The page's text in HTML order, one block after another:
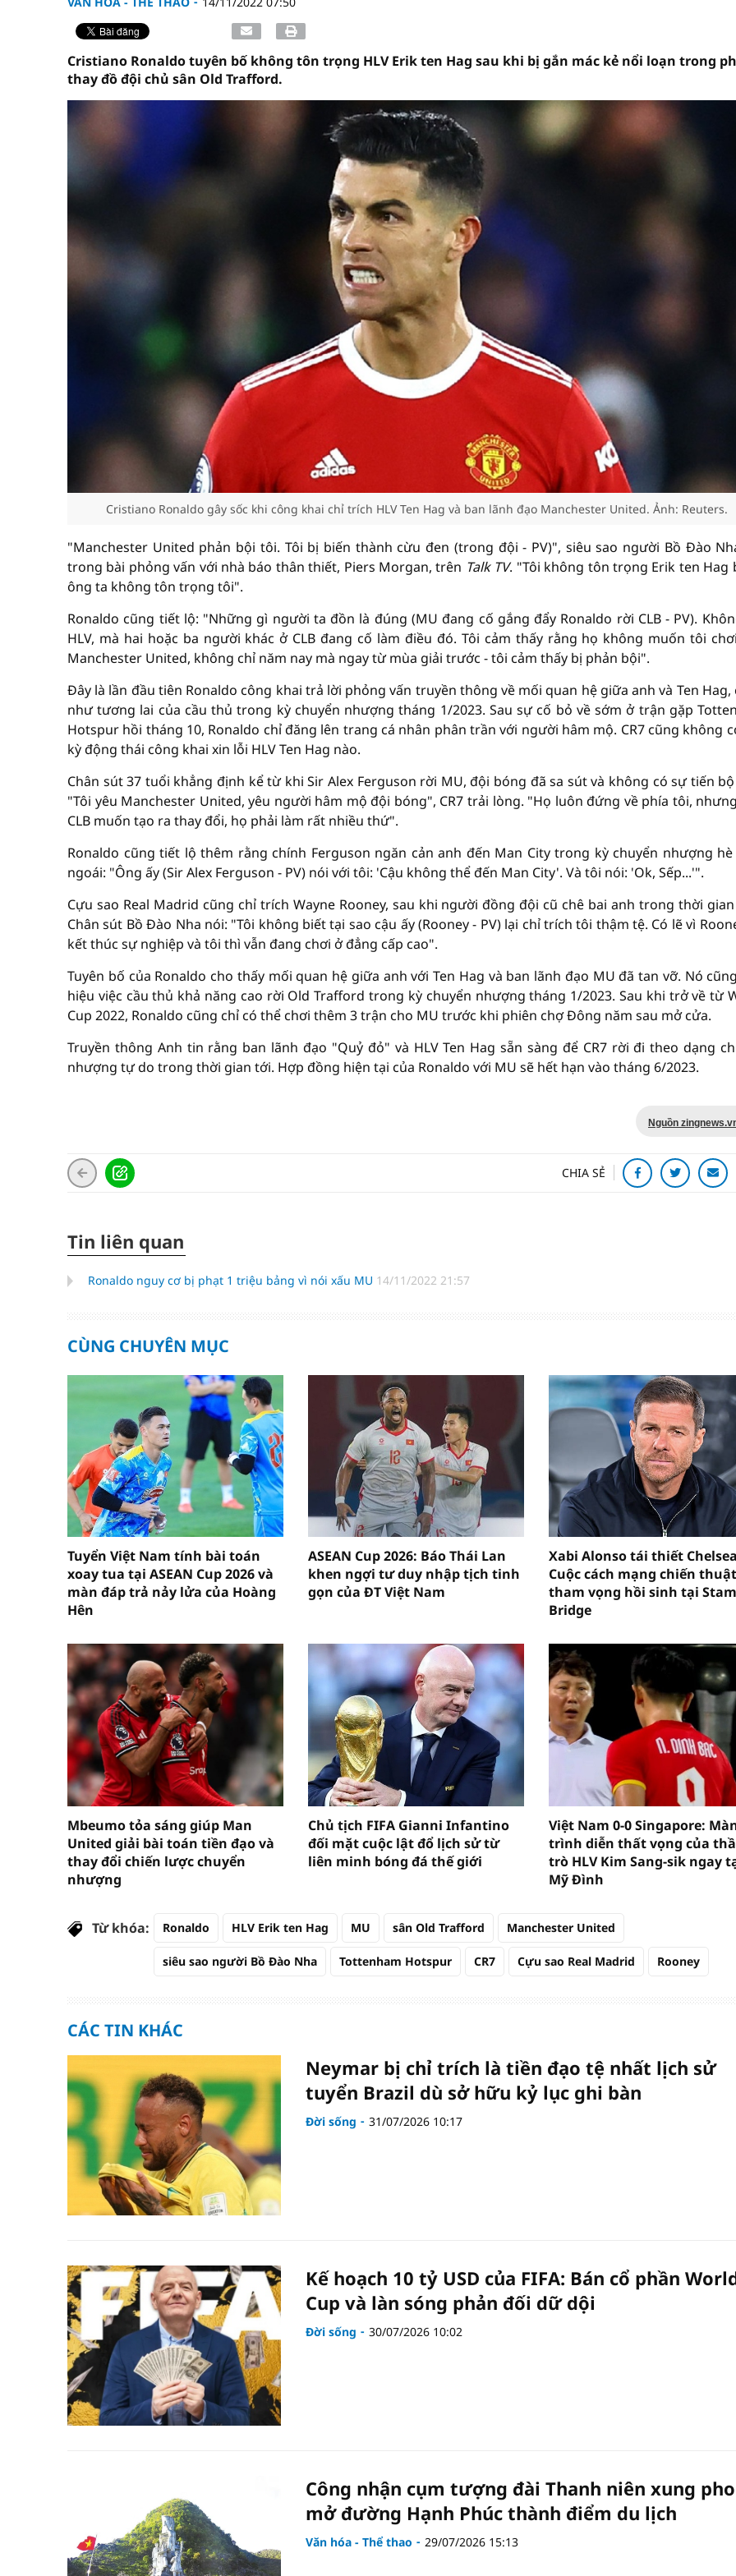
Cristiano Ronaldo tuyên bố không tôn trọng HLV Erik ten Hag sau khi bị gắn mác kẻ nổi loạn trong
thay đồ đội chủ sân Old Trafford.
Cristiano Ronaldo gây sốc khi công khai chỉ trích HLV Ten Hag và ban lãnh đạo Manchester United. Ảnh: Reuters.
"Manchester United phản bội tôi. Tôi bị biến thành cừu đen (trong đội - PV)", siêu sao người Bồ Đào
trong bài phỏng vấn với nhà báo thân thiết, Piers Morgan, trên Talk TV. "Tôi không tôn trọng Erik ten Hag
ông ta không tôn trọng tôi".
Ronaldo cũng tiết lộ: "Những gì người ta đồn là đúng (MU đang cố gắng đẩy Ronaldo rời CLB - PV).
HLV, mà hai hoặc ba người khác ở CLB đang cố làm điều đó. Tôi cảm thấy rằng họ không muốn tôi
Manchester United, không chỉ năm nay mà ngay từ mùa giải trước - tôi cảm thấy bị phản bội".
Đây là lần đầu tiên Ronaldo công khai trả lời phỏng vấn truyền thông về mối quan hệ giữa anh và Ten Hag,
như tương lai của cầu thủ trong kỳ chuyển nhượng tháng 1/2023. Sau sự cố bỏ về sớm ở trận gặp
Hotspur hồi tháng 10, Ronaldo chỉ đăng lên trang cá nhân phân trần với người hâm mộ. CR7 cũng không
kỳ động thái công khai xin lỗi HLV Ten Hag nào.
Chân sút 37 tuổi khẳng định kể từ khi Sir Alex Ferguson rời MU, đội bóng đã sa sút và không có sự tiến
"Tôi yêu Manchester United, yêu người hâm mộ đội bóng", CR7 trải lòng. "Họ luôn đứng về phía tôi,
CLB muốn tạo ra thay đổi, họ phải làm rất nhiều thứ".
Ronaldo cũng tiết lộ thêm rằng chính Ferguson ngăn cản anh đến Man City trong kỳ chuyển nhượng
ngoái: "Ông ấy (Sir Alex Ferguson - PV) nói với tôi: 'Cậu không thể đến Man City'. Và tôi nói: 'Ok, Sếp...'".
Cựu sao Real Madrid cũng chỉ trích Wayne Rooney, sau khi người đồng đội cũ chê bai anh trong thời
Chân sút Bồ Đào Nha nói: "Tôi không biết tại sao cậu ấy (Rooney - PV) lại chỉ trích tôi thậm tệ. Có lẽ vì
kết thúc sự nghiệp và tôi thì vẫn đang chơi ở đẳng cấp cao".
Tuyên bố của Ronaldo cho thấy mối quan hệ giữa anh với Ten Hag và ban lãnh đạo MU đã tan vỡ. Nó
hiệu việc cầu thủ khả năng cao rời Old Trafford trong kỳ chuyển nhượng tháng 1/2023. Sau khi trở về từ
Cup 2022, Ronaldo cũng chỉ có thể chơi thêm 3 trận cho MU trước khi phiên chợ Đông năm sau mở cửa.
Truyền thông Anh tin rằng ban lãnh đạo "Quỷ đỏ" và HLV Ten Hag sẵn sàng để CR7 rời đi theo dạng
nhượng tự do trong thời gian tới. Hợp đồng hiện tại của Ronaldo với MU sẽ hết hạn vào tháng 6/2023.
Nguồn
CHIA SẺ
Tin liên quan
Ronaldo nguy cơ bị phạt 1 triệu bảng vì nói xấu MU 14/11/2022 21:57
CÙNG CHUYÊN MỤC
Tuyển Việt Nam tính bài toán
xoay tua tại ASEAN Cup 2026 và
màn đáp trả nảy lửa của Hoàng
Hên
ASEAN Cup 2026: Báo Thái Lan
khen ngợi tư duy nhập tịch tinh
gọn của ĐT Việt Nam
Xabi Alonso tái thiết
Cuộc cách mạng chiến
tham vọng hồi sinh tại
Bridge
Mbeumo tỏa sáng giúp Man
United giải bài toán tiền đạo và
thay đổi chiến lược chuyển
nhượng
Chủ tịch FIFA Gianni Infantino
đối mặt cuộc lật đổ lịch sử từ
liên minh bóng đá thế giới
Việt Nam 0-0 Singapore:
trình diễn thất vọng của
trò HLV Kim Sang-sik ngay
Mỹ Đình
Từ khóa: Ronaldo HLV Erik ten Hag MU sân Old Trafford Manchester United
siêu sao người Bồ Đào Nha Tottenham Hotspur CR7 Cựu sao Real Madrid Rooney
CÁC TIN KHÁC
Neymar bị chỉ trích là tiền đạo tệ nhất lịch sử
tuyển Brazil dù sở hữu kỷ lục ghi bàn
Đời sống 31/07/2026 10:17
Kế hoạch 10 tỷ USD của FIFA: Bán cổ phần
Cup và làn sóng phản đối dữ dội
Đời sống 30/07/2026 10:02
Công nhận cụm tượng đài Thanh niên xung
mở đường Hạnh Phúc thành điểm du lịch
Văn hóa - Thể thao 29/07/2026 15:13